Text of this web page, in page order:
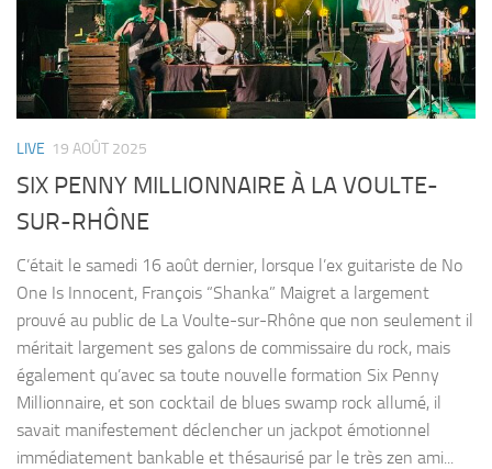
LIVE 19 AOÛT 2025
SIX PENNY MILLIONNAIRE À LA VOULTE-
SUR-RHÔNE
C’était le samedi 16 août dernier, lorsque l’ex guitariste de No
One Is Innocent, François “Shanka” Maigret a largement
prouvé au public de La Voulte-sur-Rhône que non seulement il
méritait largement ses galons de commissaire du rock, mais
également qu’avec sa toute nouvelle formation Six Penny
Millionnaire, et son cocktail de blues swamp rock allumé, il
savait manifestement déclencher un jackpot émotionnel
immédiatement bankable et thésaurisé par le très zen ami...